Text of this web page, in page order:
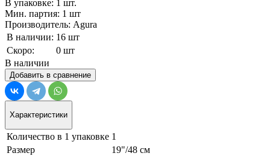
В упаковке: 1 шт.
Мин. партия: 1 шт
Производитель: Agura
В наличии: 16 шт
Скоро:
0 шт
В наличии
Добавить в сравнение
Характеристики
Количество в 1 упаковке 1
Размер
19"/48 см